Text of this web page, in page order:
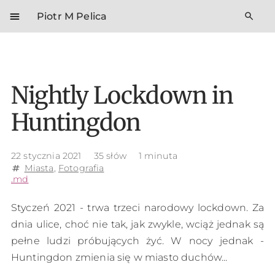
menu Piotr M Pelica search
Nightly Lockdown in
Huntingdon
22 stycznia 2021 35 słów 1 minuta
tag Miasta, Fotografia
.md
Styczeń 2021 - trwa trzeci narodowy lockdown. Za
dnia ulice, choć nie tak, jak zwykle, wciąż jednak są
pełne ludzi próbujących żyć. W nocy jednak -
Huntingdon zmienia się w miasto duchów...